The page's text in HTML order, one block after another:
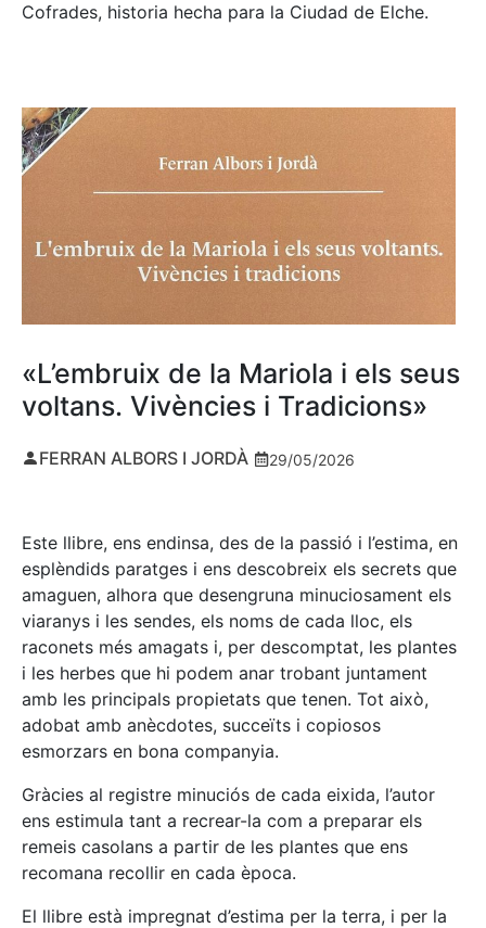
Cofrades, historia hecha para la Ciudad de Elche.
«L’embruix de la Mariola i els seus
voltans. Vivències i Tradicions»
FERRAN ALBORS I JORDÀ 29/05/2026
Este llibre, ens endinsa, des de la passió i l’estima, en
esplèndids paratges i ens descobreix els secrets que
amaguen, alhora que desengruna minuciosament els
viaranys i les sendes, els noms de cada lloc, els
raconets més amagats i, per descomptat, les plantes
i les herbes que hi podem anar trobant juntament
amb les principals propietats que tenen. Tot això,
adobat amb anècdotes, succeïts i copiosos
esmorzars en bona companyia.
Gràcies al registre minuciós de cada eixida, l’autor
ens estimula tant a recrear-la com a preparar els
remeis casolans a partir de les plantes que ens
recomana recollir en cada època.
El llibre està impregnat d’estima per la terra, i per la